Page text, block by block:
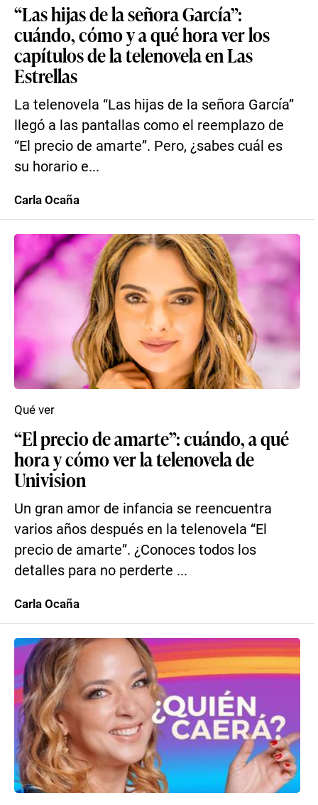
“Las hijas de la señora García”:
cuándo, cómo y a qué hora ver los
capítulos de la telenovela en Las
Estrellas
La telenovela “Las hijas de la señora García”
llegó a las pantallas como el reemplazo de
“El precio de amarte”. Pero, ¿sabes cuál es
su horario e...
Carla Ocaña
“El precio de amarte”: cuándo, a qué
hora y cómo ver la telenovela de
Univision
Un gran amor de infancia se reencuentra
varios años después en la telenovela “El
precio de amarte”. ¿Conoces todos los
detalles para no perderte ...
Qué ver
Carla Ocaña